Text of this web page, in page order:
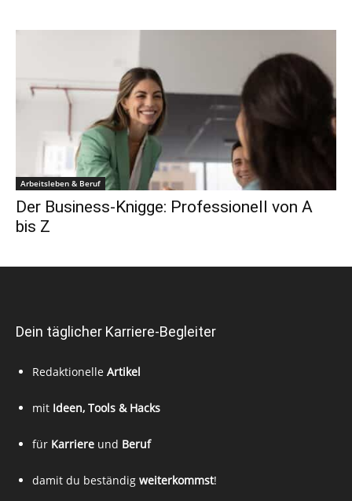
Arbeitsleben & Beruf
Der Business-Knigge: Professionell von A
bis Z
Dein täglicher Karriere-Begleiter
Redaktionelle Artikel
mit Ideen, Tools & Hacks
für Karriere und Beruf
damit du beständig weiterkommst!